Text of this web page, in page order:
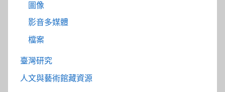
圖像
影音多媒體
檔案
臺灣研究
人文與藝術館藏資源